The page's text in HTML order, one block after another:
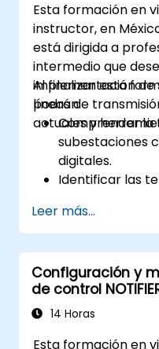
Esta formación en
instructor, en
está dirigida a
intermedio que
implementación de
líneas de
actuales y
Al finalizar esta
podrán:
Comprender la
subestaciones
digitales.
Identificar las
inteligentes.
Aplicar
optimización
subestaciones.
Aprovechar
MATLAB y
Leer más...
Configuración y
de control
14 Horas
Esta formación en